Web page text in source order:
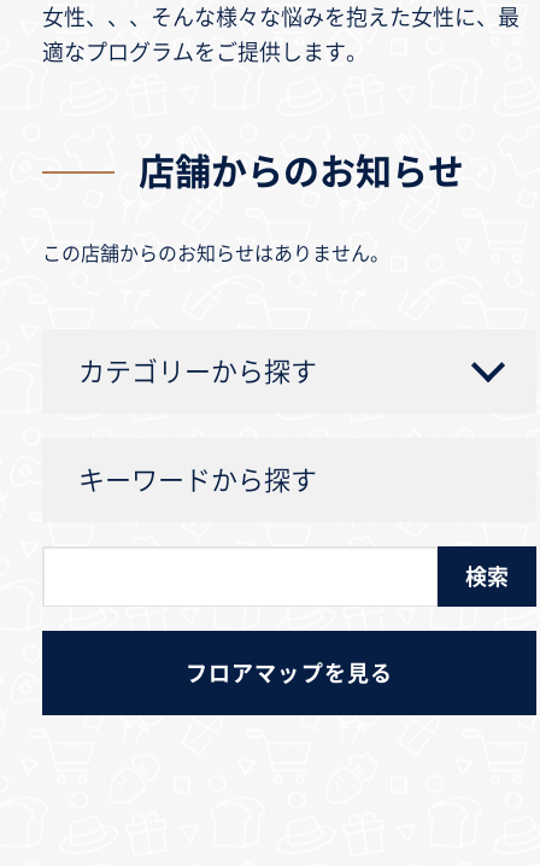
女性、、、そんな様々な悩みを抱えた女性に、最
適なプログラムをご提供します。
店舗からのお知らせ
この店舗からのお知らせはありません。
カテゴリーから探す
キーワードから探す
フロアマップを見る